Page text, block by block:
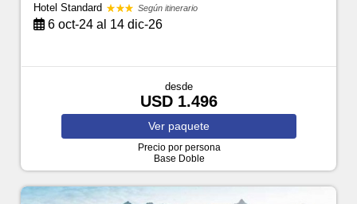
Hotel Standard
Según itinerario
6 oct-24 al 14 dic-26
desde
USD 1.496
Ver paquete
Precio por persona
Base Doble